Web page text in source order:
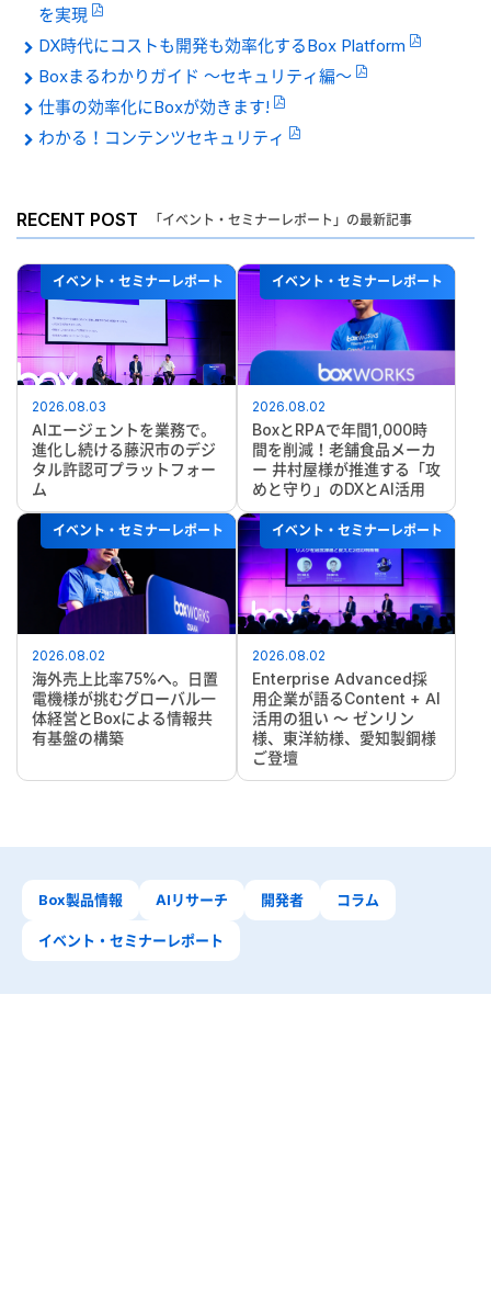
を実現
DX時代にコストも開発も効率化するBox Platform
Boxまるわかりガイド 〜セキュリティ編〜
仕事の効率化にBoxが効きます!
わかる！コンテンツセキュリティ
RECENT POST 「イベント・セミナーレポート」の最新記事
イベント・セミナーレポート
2026.08.03
AIエージェントを業務で。
進化し続ける藤沢市のデジ
タル許認可プラットフォー
ム
イベント・セミナーレポート
2026.08.02
BoxとRPAで年間1,000時
間を削減！老舗食品メーカ
ー 井村屋様が推進する「攻
めと守り」のDXとAI活用
イベント・セミナーレポート
2026.08.02
海外売上比率75%へ。日置
電機様が挑むグローバル一
体経営とBoxによる情報共
有基盤の構築
イベント・セミナーレポート
2026.08.02
Enterprise Advanced採
用企業が語るContent + AI
活用の狙い ～ ゼンリン
様、東洋紡様、愛知製鋼様
ご登壇
Box製品情報 AIリサーチ 開発者 コラム
イベント・セミナーレポート